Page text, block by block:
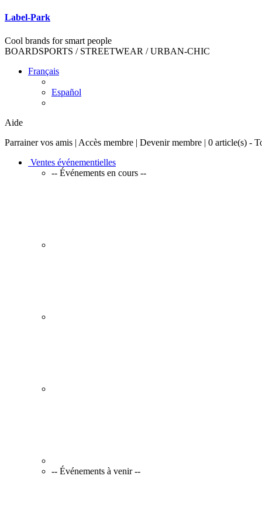
Label-Park
Cool brands for smart people
BOARDSPORTS / STREETWEAR / URBAN-CHIC
Français
Español
Aide
Parrainer vos amis | Accès membre | Devenir membre | 0 article(s) -
Ventes événementielles
-- Événements en cours --
-- Événements à venir --